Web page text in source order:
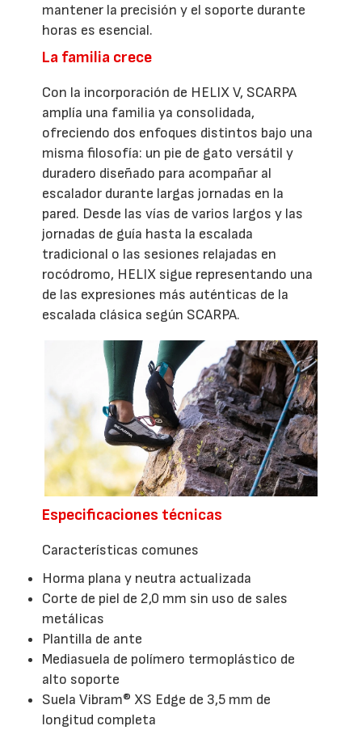
mantener la precisión y el soporte durante
horas es esencial.
La familia crece
Con la incorporación de HELIX V, SCARPA
amplía una familia ya consolidada,
ofreciendo dos enfoques distintos bajo una
misma filosofía: un pie de gato versátil y
duradero diseñado para acompañar al
escalador durante largas jornadas en la
pared. Desde las vías de varios largos y las
jornadas de guía hasta la escalada
tradicional o las sesiones relajadas en
rocódromo, HELIX sigue representando una
de las expresiones más auténticas de la
escalada clásica según SCARPA.
Especificaciones técnicas
Características comunes
Horma plana y neutra actualizada
Corte de piel de 2,0 mm sin uso de sales
metálicas
Plantilla de ante
Mediasuela de polímero termoplástico de
alto soporte
Suela Vibram® XS Edge de 3,5 mm de
longitud completa